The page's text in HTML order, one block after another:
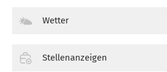
Wetter
Stellenanzeigen